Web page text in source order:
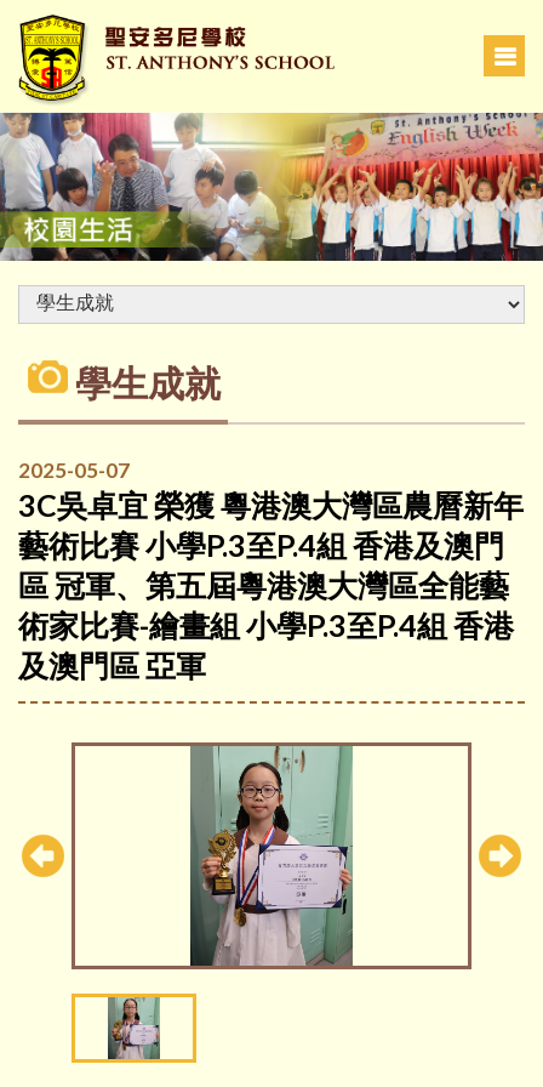
學生成就
2025-05-07
3C吳卓宜 榮獲 粵港澳大灣區農曆新年
藝術比賽 小學P.3至P.4組 香港及澳門
區 冠軍、第五屆粵港澳大灣區全能藝
術家比賽-繪畫組 小學P.3至P.4組 香港
及澳門區 亞軍